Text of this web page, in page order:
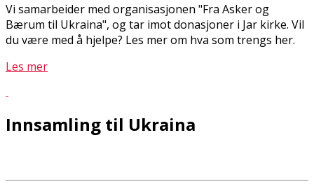
Vi samarbeider med organisasjonen "Fra Asker og
Bærum til Ukraina", og tar imot donasjoner i Jar kirke. Vil
du være med å hjelpe? Les mer om hva som trengs her.
Les mer
Innsamling til Ukraina